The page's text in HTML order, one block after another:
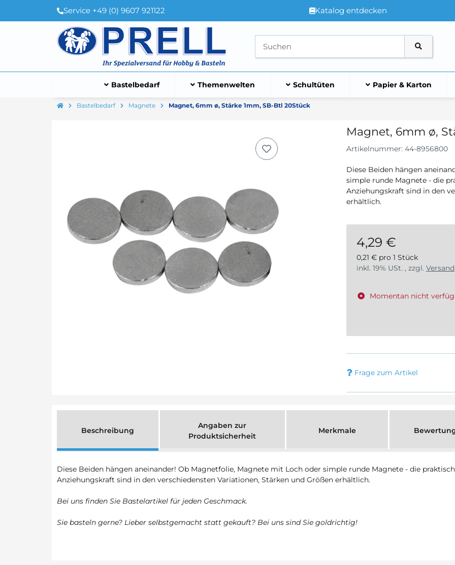
Service +49 (0) 9607 921122 Katalog entdecken
Bastelbedarf Themenwelten Schultüten Papier & Karton
Bastelbedarf Magnete Magnet, 6mm ø, Stärke 1mm, SB-Btl 20Stück
Magnet, 6mm ø,
Artikelnummer: 44-8956800
Diese Beiden hängen
simple runde Magnete - die
Anziehungskraft sind in den
erhältlich.
4,29 €
0,21 € pro 1 Stück
inkl. 19% USt. , zzgl. Versand
Momentan nicht
Frage zum Artikel
Beschreibung
Angaben zur
Produktsicherheit
Merkmale
Diese Beiden hängen aneinander! Ob Magnetfolie, Magnete mit Loch oder simple runde Magnete - die
Anziehungskraft sind in den verschiedensten Variationen, Stärken und Größen erhältlich.
Bei uns finden Sie Bastelartikel für jeden Geschmack.
Sie basteln gerne? Lieber selbstgemacht statt gekauft? Bei uns sind Sie goldrichtig!